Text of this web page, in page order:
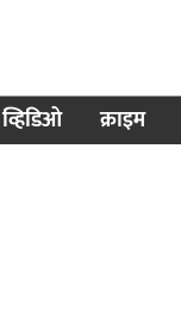
व्हिडिओ क्राइम